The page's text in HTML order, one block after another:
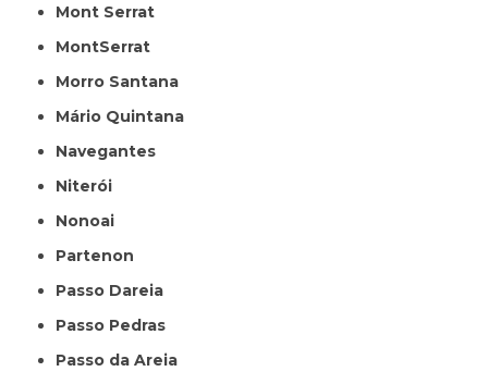
Mont Serrat
MontSerrat
Morro Santana
Mário Quintana
Navegantes
Niterói
Nonoai
Partenon
Passo Dareia
Passo Pedras
Passo da Areia